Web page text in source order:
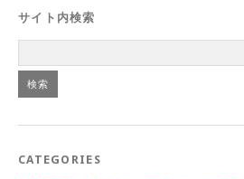
サイト内検索
CATEGORIES